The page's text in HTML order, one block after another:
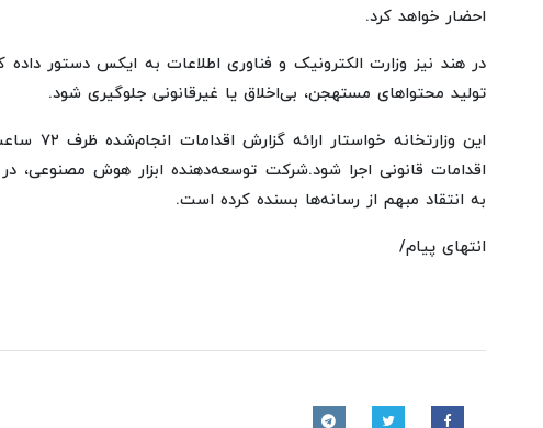
احضار خواهد کرد.
در هند نیز وزارت الکترونیک و فناوری اطلاعات به ایکس دستور داده
تولید محتواهای مستهجن، بی‌اخلاق یا غیرقانونی جلوگیری شود.
این
اقدامات قانونی اجرا شود.شرکت توسعه‌دهنده ابزار هوش مصنوعی،
به انتقاد مبهم از رسانه‌ها بسنده کرده است.
انتهای پیام/